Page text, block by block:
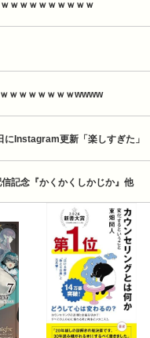
ｗｗｗｗｗｗｗｗｗ
ｗｗｗｗｗｗｗwwww
にInstagram更新「楽しすぎた」
記念『かくかくしかじか』他